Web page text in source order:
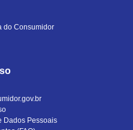
do Consumidor
Dados Pessoais